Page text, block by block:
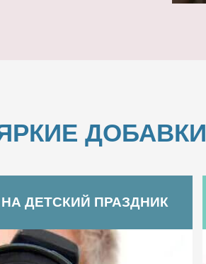
ДОБАВКИ
ДЕТСКИЙ ПРАЗДНИК